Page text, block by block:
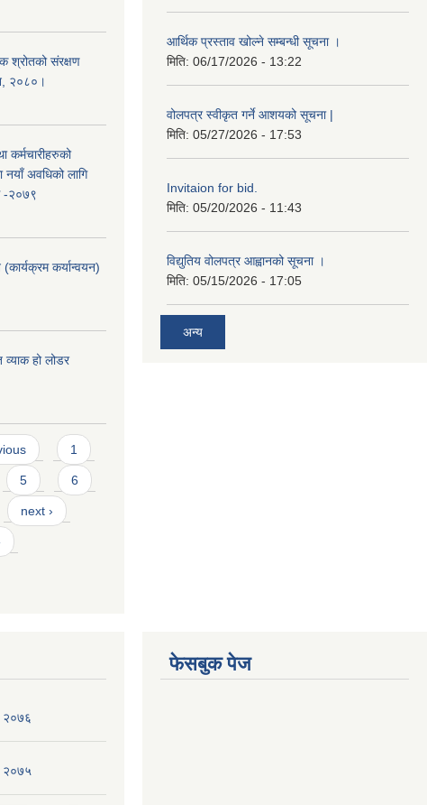
श्रोतको संरक्षण
२०८०।
कर्मचारीहरुको
नयाँ अवधिको लागि
-२०७९
कर्यान्वयन)
व्याक हो लोडर
1
5 6
next ›
आर्थिक प्रस्ताव खोल्ने सम्बन्धी सूचना ।
मिति: 06/17/2026 - 13:22
वोलपत्र स्वीकृत गर्ने आशयको सूचना |
मिति: 05/27/2026 - 17:53
Invitaion for bid.
मिति: 05/20/2026 - 11:43
विद्युतिय वोलपत्र आह्वानको सूचना ।
मिति: 05/15/2026 - 17:05
अन्य
२०७६
२०७५
फेसबुक पेज